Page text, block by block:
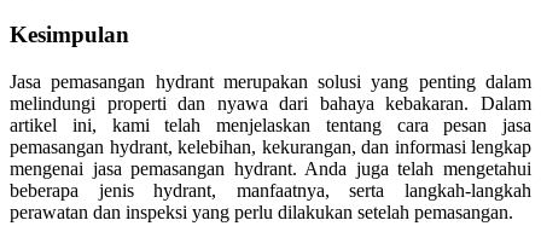
Kesimpulan
Jasa pemasangan hydrant merupakan solusi yang penting dalam
melindungi properti dan nyawa dari bahaya kebakaran. Dalam
artikel ini, kami telah menjelaskan tentang cara pesan jasa
pemasangan hydrant, kelebihan, kekurangan, dan informasi lengkap
mengenai jasa pemasangan hydrant. Anda juga telah mengetahui
beberapa jenis hydrant, manfaatnya, serta langkah-langkah
perawatan dan inspeksi yang perlu dilakukan setelah pemasangan.